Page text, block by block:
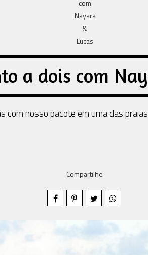
a dois com
nosso pacote em uma das
Compartilhe